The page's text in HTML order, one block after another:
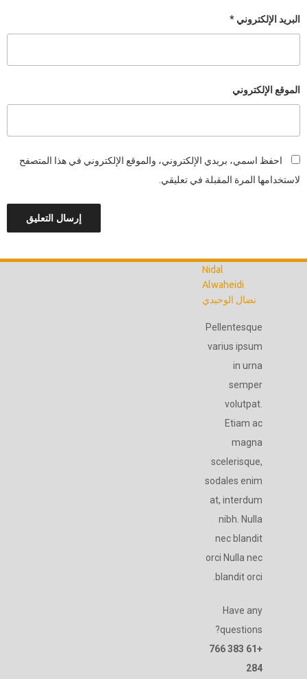
البريد الإلكتروني *
الموقع الإلكتروني
احفظ اسمي، بريدي الإلكتروني، والموقع الإلكتروني في هذا المتصفح
لاستخدامها المرة المقبلة في تعليقي.
Nidal
Alwaheidi
نضال الوحيدي
Pellentesque
varius ipsum
in urna
semper
volutpat.
Etiam ac
magna
scelerisque,
sodales enim
at, interdum
nibh. Nulla
nec blandit
orci Nulla nec
blandit orci.
Have any
questions?
+61 383 766
284